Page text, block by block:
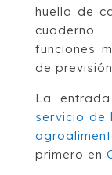
huella de
funciones
de
La entrada
servicio de
primero en